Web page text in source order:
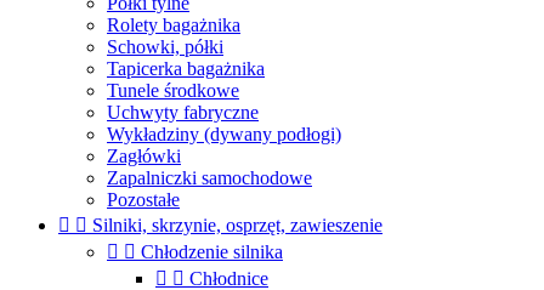
Rolety bagażnika
Schowki, półki
Tapicerka bagażnika
Tunele środkowe
Uchwyty fabryczne
Wykładziny (dywany podłogi)
Zagłówki
Zapalniczki samochodowe
Pozostałe
  Silniki, skrzynie, osprzęt, zawieszenie
  Chłodzenie silnika
  Chłodnice